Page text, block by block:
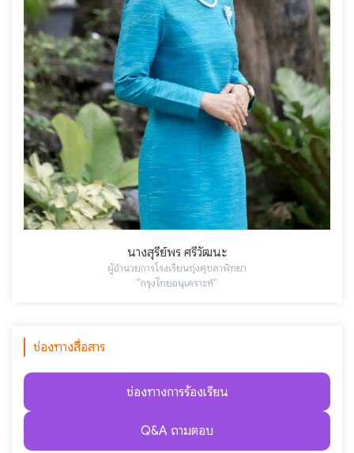
นางสุรีย์พร ศรีวัฒนะ
ผู้อำนวยการโรงเรียนทุ่งศุขลาพิทยา
"กรุงไทยอนุเคราะห์"
ช่องทางสื่อสาร
ช่องทางการร้องเรียน
Q&A ถามตอบ